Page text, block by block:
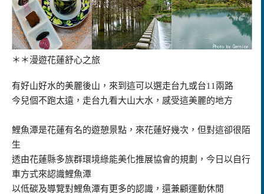
＊＊漫遊花蓮舒心之旅
有好山好水的美麗後山，來到這可以選走台九或台11兩路
今兒個不跑太遠，走台九看大山大水，感受這美麗的地方
鯉魚潭是花蓮有名的遊憩景點，來花蓮好幾次，但對這卻很陌
生
透由花蓮縣多族群環境綠能美化推展協會的規劃，今日以自行
車方式來認識鯉魚潭
以低碳及導覽對鯉魚潭有更多的認識，還兼顧運動休閒